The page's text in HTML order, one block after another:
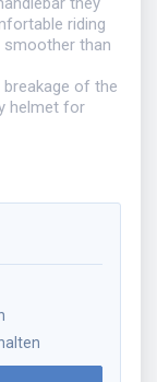
riding
smoother than
of the
helmet for